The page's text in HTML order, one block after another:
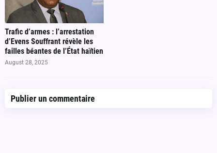
Trafic d’armes : l’arrestation
d’Evens Souffrant révèle les
failles béantes de l’État haïtien
August 28, 2025
Publier un commentaire